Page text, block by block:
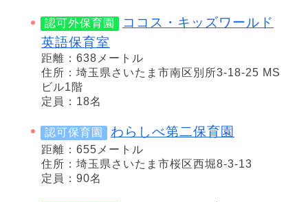
認可外保育園
ココス・キッズワールド
英語保育室
距離：638メートル
住所：埼玉県さいたま市南区別所3-18-25 MS
ビル1階
定員：18名
認可保育園 わらしべ第二保育園
距離：655メートル
住所：埼玉県さいたま市桜区西堀8-3-13
定員：90名